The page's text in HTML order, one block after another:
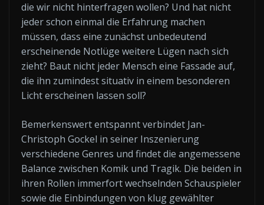
die wir nicht hinterfragen wollen? Und hat nicht
jeder schon einmal die Erfahrung machen
müssen, dass eine zunächst unbedeutend
erscheinende Notlüge weitere Lügen nach sich
zieht? Baut nicht jeder Mensch eine Fassade auf,
die ihn zumindest situativ in einem besonderen
Licht erscheinen lassen soll?
Bemerkenswert entspannt verbindet Jan-
Christoph Gockel in seiner Inszenierung
verschiedene Genres und findet die angemessene
Balance zwischen Komik und Tragik. Die beiden in
ihren Rollen immerfort wechselnden Schauspieler
sowie die Einbindungen von klug gewählter